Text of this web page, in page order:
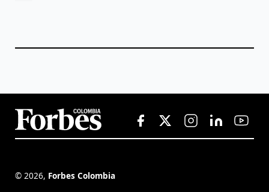
© 2026, Forbes Colombia